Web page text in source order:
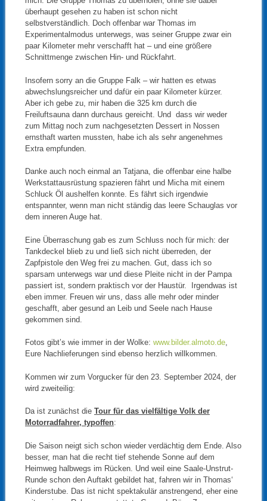
überhaupt gesehen zu haben ist schon nicht
selbstverständlich. Doch offenbar war Thomas im
Experimentalmodus unterwegs, was seiner Gruppe zwar ein
paar Kilometer mehr verschafft hat – und eine größere
Schnittmenge zwischen Hin- und Rückfahrt.
Insofern sorry an die Gruppe Falk – wir hatten es etwas
abwechslungsreicher und dafür ein paar Kilometer kürzer.
Aber ich gebe zu, mir haben die 325 km durch die
Freiluftsauna dann durchaus gereicht. Und dass wir weder
zum Mittag noch zum nachgesetzten Dessert in Nossen
ernsthaft warten mussten, habe ich als sehr angenehmes
Extra empfunden.
Danke auch noch einmal an Tatjana, die offenbar eine halbe
Werkstattausrüstung spazieren fährt und Micha mit einem
Schluck Öl aushelfen konnte. Es fährt sich irgendwie
entspannter, wenn man nicht ständig das leere Schauglas vor
dem inneren Auge hat.
Eine Überraschung gab es zum Schluss noch für mich: der
Tankdeckel blieb zu und ließ sich nicht überreden, der
Zapfpistole den Weg frei zu machen. Gut, dass ich so
sparsam unterwegs war und diese Pleite nicht in der Pampa
passiert ist, sondern praktisch vor der Haustür. Irgendwas ist
eben immer. Freuen wir uns, dass alle mehr oder minder
geschafft, aber gesund an Leib und Seele nach Hause
gekommen sind.
Fotos gibt’s wie immer in der Wolke: www.bilder.almoto.de,
Eure Nachlieferungen sind ebenso herzlich willkommen.
Kommen wir zum Vorgucker für den 23. September 2024, der
wird zweiteilig:
Da ist zunächst die Tour für das vielfältige Volk der
Motorradfahrer, typoffen:
Die Saison neigt sich schon wieder verdächtig dem Ende. Also
besser, man hat die recht tief stehende Sonne auf dem
Heimweg halbwegs im Rücken. Und weil eine Saale-Unstrut-
Runde schon den Auftakt gebildet hat, fahren wir in Thomas‘
Kinderstube. Das ist nicht spektakulär anstrengend, eher eine